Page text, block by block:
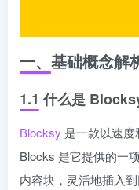
一、基础概念解
1.1 什么是
Blocksy 是一款以速
Blocks 是它提供的一
内容块，灵活地插入到